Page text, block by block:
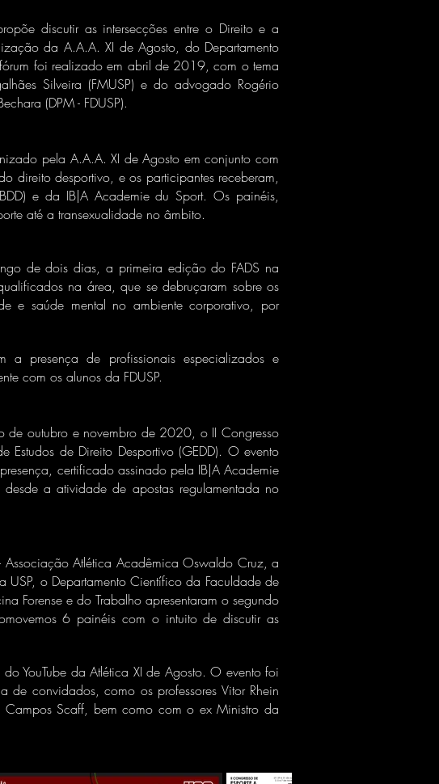
discutir as intersecções entre o Direito e a
da A.A.A. XI de Agosto, do Departamento
foi realizado em abril de 2019, com o tema
Silveira (FMUSP) e do advogado Rogério
(DPM - FDUSP).
pela A.A.A. XI de Agosto em conjunto com
direito desportivo, e os participantes receberam,
e da IB|A Academie du Sport. Os painéis,
até a transexualidade no âmbito.
de dois dias, a primeira edição do FADS na
na área, que se debruçaram sobre os
e saúde mental no ambiente corporativo, por
a presença de profissionais especializados e
com os alunos da FDUSP.
outubro e novembro de 2020, o II Congresso
de Direito Desportivo (GEDD). O evento
certificado assinado pela IB|A Academie
a atividade de apostas regulamentada no
Atlética Acadêmica Oswaldo Cruz, a
USP, o Departamento Científico da Faculdade de
Forense e do Trabalho apresentaram o segundo
6 painéis com o intuito de discutir as
YouTube da Atlética XI de Agosto. O evento foi
convidados, como os professores Vitor Rhein
Campos Scaff, bem como com o ex Ministro da